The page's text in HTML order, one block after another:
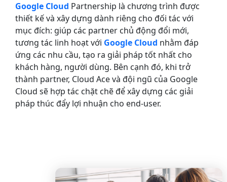
Google Cloud Partnership là chương trình được
thiết kế và xây dựng dành riêng cho đối tác với
mục đích: giúp các partner chủ động đổi mới,
tương tác linh hoạt với Google Cloud nhằm đáp
ứng các nhu cầu, tạo ra giải pháp tốt nhất cho
khách hàng, người dùng. Bên cạnh đó, khi trở
thành partner, Cloud Ace và đội ngũ của Google
Cloud sẽ hợp tác chặt chẽ để xây dựng các giải
pháp thúc đẩy lợi nhuận cho end-user.